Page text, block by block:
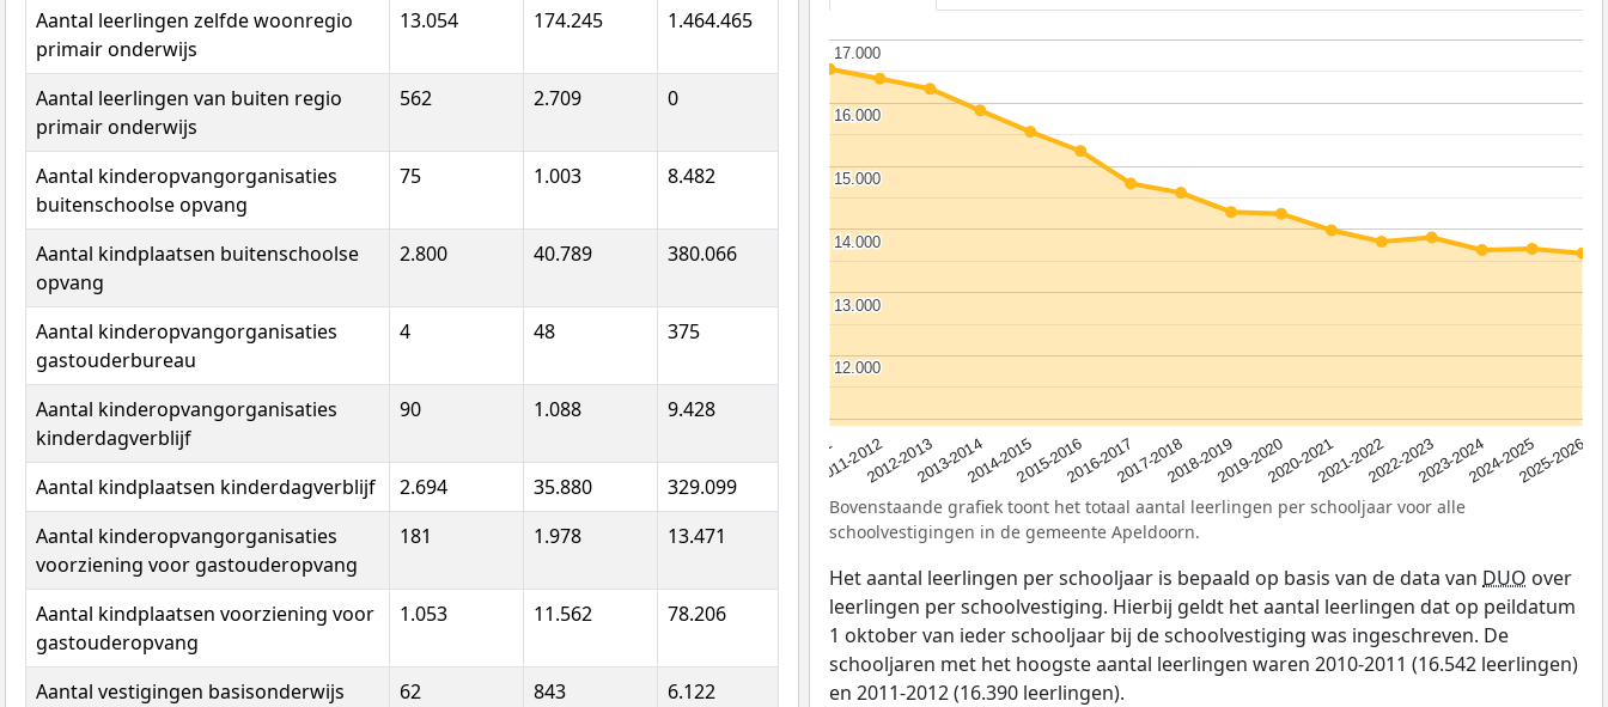
Aantal leerlingen zelfde woonregio
primair onderwijs
13.054 174.245 1.464.465
Aantal leerlingen van buiten regio
primair onderwijs
562 2.709 0
Aantal kinderopvangorganisaties
buitenschoolse opvang
75 1.003 8.482
Aantal kindplaatsen buitenschoolse
opvang
2.800 40.789 380.066
Aantal kinderopvangorganisaties
gastouderbureau
4 48 375
Aantal kinderopvangorganisaties
kinderdagverblijf
90 1.088 9.428
Aantal kindplaatsen kinderdagverblijf 2.694 35.880
329.099
Aantal kinderopvangorganisaties
voorziening voor gastouderopvang
181 1.978 13.471
Aantal kindplaatsen voorziening voor
gastouderopvang
1.053 11.562 78.206
Aantal vestigingen basisonderwijs 62 843
6.122
2010-20112011-20122012-20132013-20142014-20152015-20162016-20172017-20182018-20192019-20202020-20212021-20222022-20232023-20242024-20252025-2026
12.000
12.000
13.000
13.000
14.000
14.000
15.000
15.000
16.000
16.000
17.000
17.000
Bovenstaande grafiek toont het totaal aantal leerlingen per schooljaar voor alle
schoolvestigingen in de gemeente Apeldoorn.
Het aantal leerlingen per schooljaar is bepaald op basis van de data van DUO over
leerlingen per schoolvestiging. Hierbij geldt het aantal leerlingen dat op peildatum
1 oktober van ieder schooljaar bij de schoolvestiging was ingeschreven. De
schooljaren met het hoogste aantal leerlingen waren 2010-2011 (16.542 leerlingen)
en 2011-2012 (16.390 leerlingen).